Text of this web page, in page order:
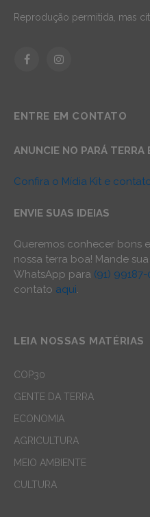
Reprodução permitida, mas
FacebookInstagram
ENTRE EM CONTATO
ANUNCIE NO PARÁ TERRA
Confira o Mídia Kit e
ENVIE SUAS IDEIAS
Queremos conhecer bons
nossa terra boa! Mande
WhatsApp para (91)
contato aqui.
LEIA NOSSAS MATÉRIAS
COP30
GENTE DA TERRA
ECONOMIA
AGRICULTURA
MEIO AMBIENTE
CULTURA